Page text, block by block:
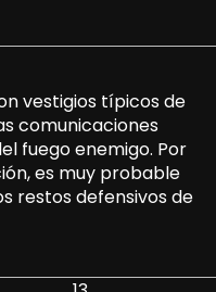
vestigios típicos de
comunicaciones
fuego enemigo. Por
es muy probable
restos defensivos de